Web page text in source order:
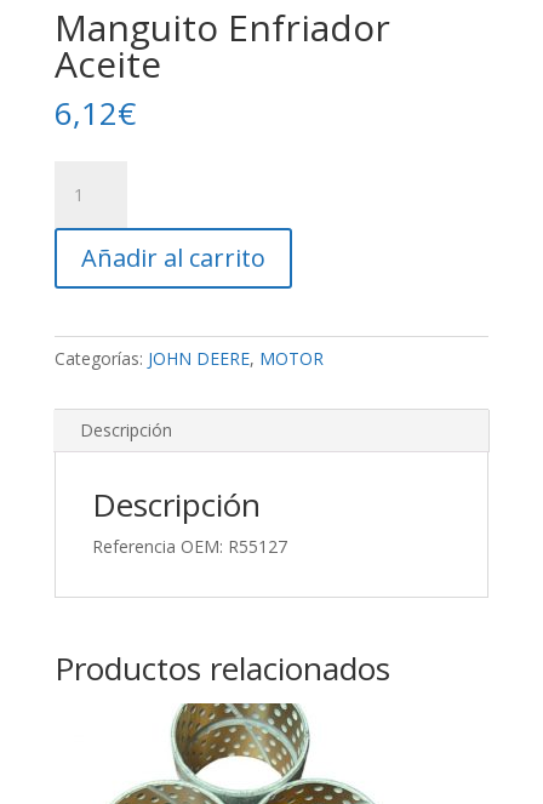
Manguito Enfriador
Aceite
6,12€
Enfriador
Aceite
cantidad
Añadir al carrito
Categorías: JOHN DEERE, MOTOR
Descripción
Descripción
Referencia OEM: R55127
Productos relacionados